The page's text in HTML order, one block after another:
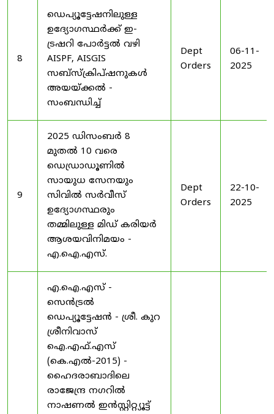
8
ഡെപ്യൂട്ടേഷനിലുള്ള
ഉദ്യോഗസ്ഥർക്ക് ഇ-
ട്രഷറി പോർട്ടൽ വഴി
AISPF, AISGIS
സബ്‌സ്‌ക്രിപ്‌ഷനുകൾ
അയയ്ക്കൽ -
സംബന്ധിച്ച്
Dept
Orders
06-11-
2025
9
2025 ഡിസംബർ 8
മുതൽ 10 വരെ
ഡെഡ്രാഡൂണിൽ
സായുധ സേനയും
സിവിൽ സർവീസ്
ഉദ്യോഗസ്ഥരും
തമ്മിലുള്ള മിഡ് കരിയർ
ആശയവിനിമയം -
എ.ഐ.എസ്.
Dept
Orders
22-10-
2025
എ.ഐ.എസ് -
സെൻട്രൽ
ഡെപ്യൂട്ടേഷൻ - ശ്രീ. കുറ
ശ്രീനിവാസ്
ഐ.എഫ്.എസ്
(കെ.എൽ-2015) -
ഹൈദരാബാദിലെ
രാജേന്ദ്ര നഗറിൽ
നാഷണൽ ഇൻസ്റ്റിറ്റ്യൂട്ട്